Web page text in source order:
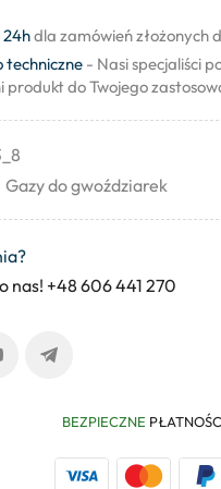
24hdla zamówień złożonych
- Nasi specjaliści
produkt do Twojego
Gazy do gwoździarek
nas! +48 606 441 270
BEZPIECZNE